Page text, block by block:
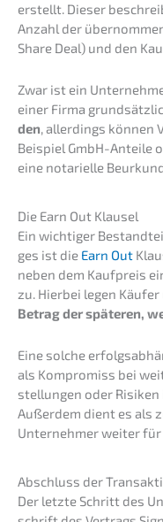
erstellt. Dieser
Anzahl der
Share Deal) und den
Zwar ist ein
einer Firma
den, aller­dings können
Beispiel GmbH-Antei­le
eine notari­el­le
Die Earn Out Klausel
Ein wichti­ger
ges ist die Earn Out
neben dem Kaufpreis
zu. Hierbei legen
Betrag der späte­ren,
Eine solche
als Kompro­miss bei
stel­lun­gen oder
Außer­dem dient es als
Unter­neh­mer weiter
Abschluss der
Der letzte Schritt des